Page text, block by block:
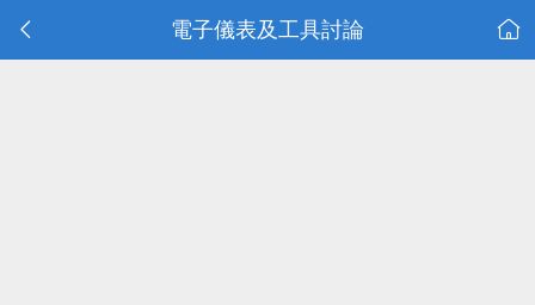
電子儀表及工具討論